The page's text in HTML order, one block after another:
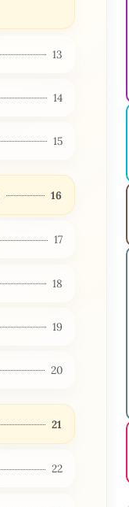
13
14
15
16
17
18
19
20
21
22